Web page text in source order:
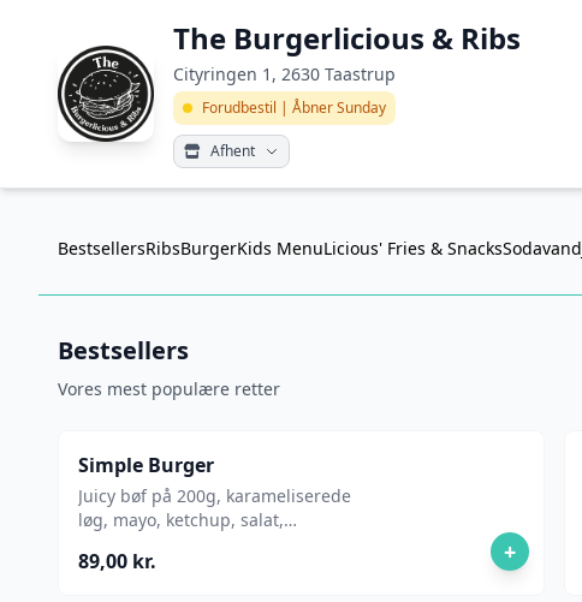
The Burgerlicious & Ribs
Cityringen 1, 2630 Taastrup
Forudbestil | Åbner Sunday
Afhent
BestsellersRibsBurgerKids MenuLicious' Fries & SnacksSodavand
Bestsellers
Vores mest populære retter
Simple Burger
Juicy bøf på 200g, karameliserede
løg, mayo, ketchup, salat,
frisk tomat.
89,00 kr. +